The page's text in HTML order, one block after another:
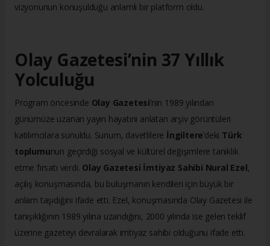
vizyonunun konuşulduğu anlamlı bir platform oldu.
Olay Gazetesi’nin 37 Yıllık
Yolculuğu
Program öncesinde Olay Gazetesi’nin 1989 yılından
günümüze uzanan yayın hayatını anlatan arşiv görüntüleri
katılımcılara sunuldu. Sunum, davetlilere İngiltere’deki Türk
toplumunun geçirdiği sosyal ve kültürel değişimlere tanıklık
etme fırsatı verdi. Olay Gazetesi İmtiyaz Sahibi Nural Ezel,
açılış konuşmasında, bu buluşmanın kendileri için büyük bir
anlam taşıdığını ifade etti. Ezel, konuşmasında Olay Gazetesi ile
tanışıklığının 1989 yılına uzandığını, 2000 yılında ise gelen teklif
üzerine gazeteyi devralarak imtiyaz sahibi olduğunu ifade etti.